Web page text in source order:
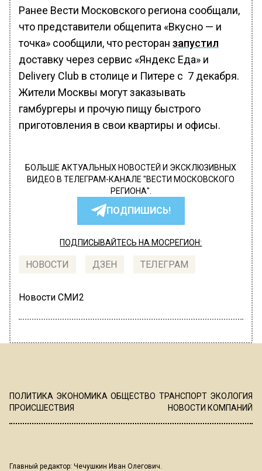
Ранее Вести Московского региона сообщали,
что представители общепита «Вкусно — и
точка» сообщили, что ресторан запустил
доставку через сервис «Яндекс Еда» и
Delivery Club в столице и Питере с 7 декабря.
Жители Москвы могут заказывать
гамбургеры и прочую пищу быстрого
приготовления в свои квартиры и офисы.
БОЛЬШЕ АКТУАЛЬНЫХ НОВОСТЕЙ И ЭКСКЛЮЗИВНЫХ
ВИДЕО В ТЕЛЕГРАМ-КАНАЛЕ "ВЕСТИ МОСКОВСКОГО
РЕГИОНА".
ПОДПИШИСЬ!
ПОДПИСЫВАЙТЕСЬ НА МОСРЕГИОН:
НОВОСТИ ДЗЕН ТЕЛЕГРАМ
Новости СМИ2
ПОЛИТИКА ЭКОНОМИКА ОБЩЕСТВО ТРАНСПОРТ ЭКОЛОГИЯ
ПРОИСШЕСТВИЯ
НОВОСТИ КОМПАНИЙ
Главный редактор: Чечушкин Иван Олегович.